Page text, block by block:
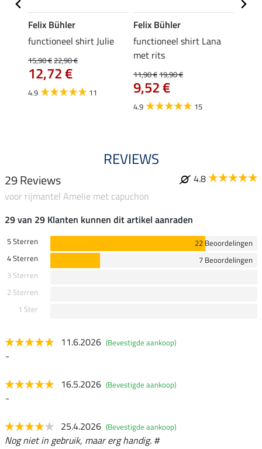
Felix Bühler
functioneel shirt Julie
15,90 €22,90 €
12,72 €
4.9 11
Felix Bühler
functioneel shirt Lana
met rits
11,90 €19,90 €
9,52 €
4.9 15
REVIEWS
29 Reviews
4.8
voor rijmantel Amelie met capuchon
29 van 29 Klanten kunnen dit artikel aanraden
5 Sterren
22 Beoordelingen
4 Sterren
7 Beoordelingen
3 Sterren
2 Sterren
1 Ster
11.6.2026 (Bevestigde aankoop)
-
16.5.2026 (Bevestigde aankoop)
-
25.4.2026 (Bevestigde aankoop)
Nog niet in gebruik, maar erg handig. #